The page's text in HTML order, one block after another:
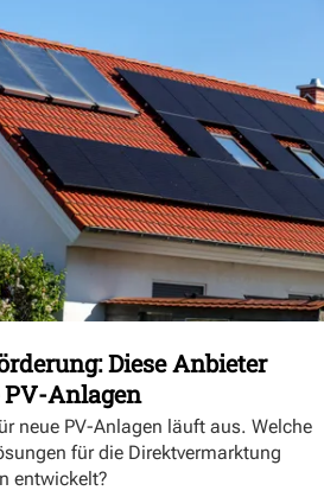
Diese Anbieter
Anlagen
neue PV-Anlagen läuft aus. Welche
für die Direktvermarktung
entwickelt?